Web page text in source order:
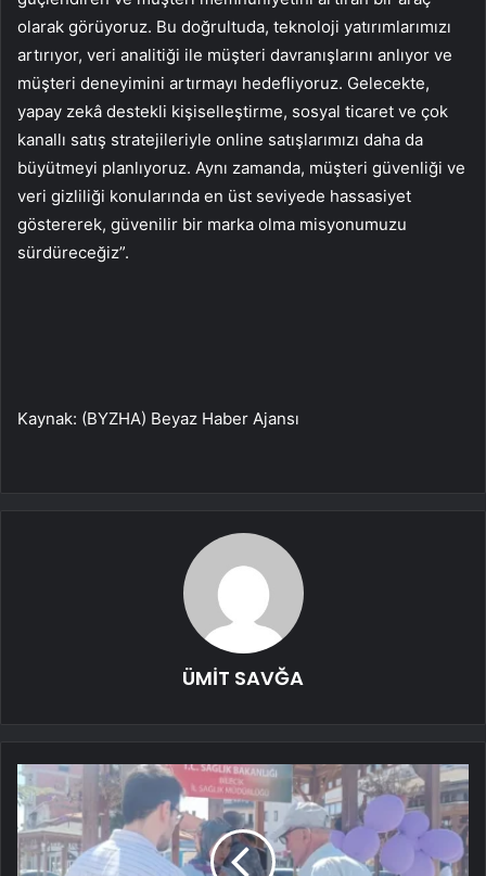
olarak görüyoruz. Bu doğrultuda, teknoloji yatırımlarımızı
artırıyor, veri analitiği ile müşteri davranışlarını anlıyor ve
müşteri deneyimini artırmayı hedefliyoruz. Gelecekte,
yapay zekâ destekli kişiselleştirme, sosyal ticaret ve çok
kanallı satış stratejileriyle online satışlarımızı daha da
büyütmeyi planlıyoruz. Aynı zamanda, müşteri güvenliği ve
veri gizliliği konularında en üst seviyede hassasiyet
göstererek, güvenilir bir marka olma misyonumuzu
sürdüreceğiz”.
Kaynak: (BYZHA) Beyaz Haber Ajansı
ÜMİT SAVĞA